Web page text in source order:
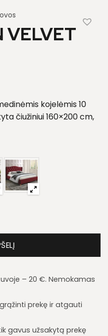
VELVET
kojelėmis 10
čiužiniui 160×200 cm,
160
– 20 €. Nemokamas
prekę ir atgauti
gavus užsakytą prekę